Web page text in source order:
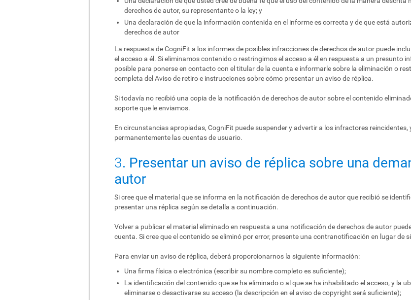
derechos de autor, su representante o la ley; y
Una declaración de que la información contenida en el informe es correcta y de que está
derechos de autor
La respuesta de CogniFit a los informes de posibles infracciones de derechos de autor puede
el acceso a él. Si eliminamos contenido o restringimos el acceso a él en respuesta a un presunto
posible para ponerse en contacto con el titular de la cuenta e informarle sobre la eliminación o
completa del Aviso de retiro e instrucciones sobre cómo presentar un aviso de réplica.
Si todavía no recibió una copia de la notificación de derechos de autor sobre el contenido
soporte que le enviamos.
En circunstancias apropiadas, CogniFit puede suspender y advertir a los infractores reincidentes,
permanentemente las cuentas de usuario.
3. Presentar un aviso de réplica sobre una
autor
Si cree que el material que se informa en la notificación de derechos de autor que recibió se
presentar una réplica según se detalla a continuación.
Volver a publicar el material eliminado en respuesta a una notificación de derechos de autor
cuenta. Si cree que el contenido se eliminó por error, presente una contranotificación en lugar de
Para enviar un aviso de réplica, deberá proporcionarnos la siguiente información:
Una firma física o electrónica (escribir su nombre completo es suficiente);
La identificación del contenido que se ha eliminado o al que se ha inhabilitado el acceso, y la
eliminarse o desactivarse su acceso (la descripción en el aviso de copyright será suficiente);